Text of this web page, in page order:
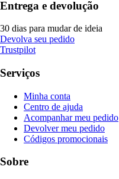
Entrega e devolução
30 dias para mudar de ideia
Devolva seu pedido
Trustpilot
Serviços
Minha conta
Centro de ajuda
Acompanhar meu pedido
Devolver meu pedido
Códigos promocionais
Sobre